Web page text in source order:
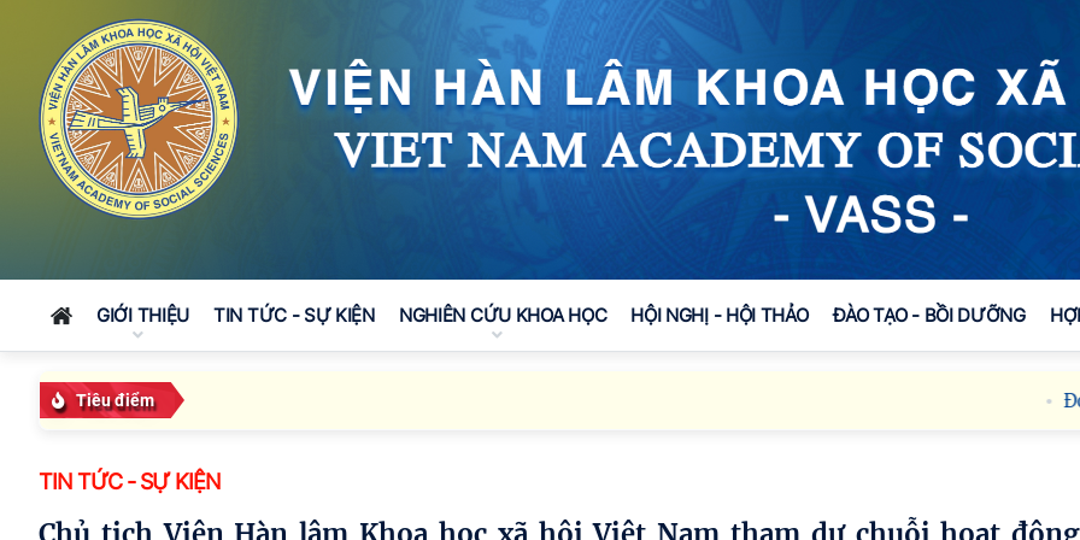
GIỚI THIỆU TIN TỨC - SỰ KIỆN NGHIÊN CỨU KHOA HỌC HỘI NGHỊ - HỘI THẢO ĐÀO TẠO - BỒI DƯỠNG
Tiêu điểm Đoàn
TIN TỨC - SỰ KIỆN